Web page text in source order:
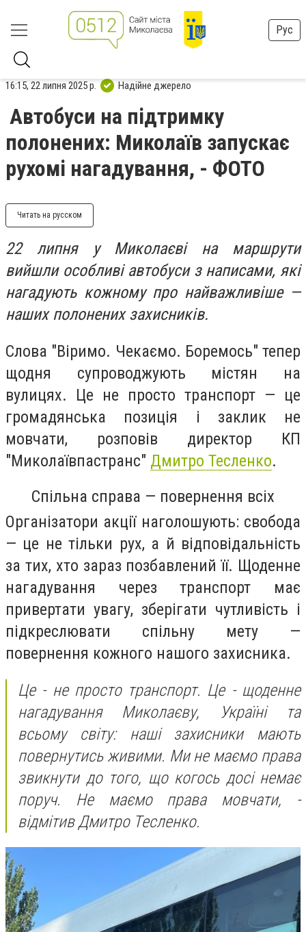
Рус
16:15, 22 липня 2025 р. Надійне джерело
Автобуси на підтримку
полонених: Миколаїв запускає
рухомі нагадування, - ФОТО
Читать на русском
22 липня у Миколаєві на маршрути
вийшли особливі автобуси з написами, які
нагадують кожному про найважливіше —
наших полонених захисників.
Слова "Віримо. Чекаємо. Боремось" тепер
щодня супроводжують містян на
вулицях. Це не просто транспорт — це
громадянська позиція і заклик не
мовчати, розповів директор КП
"Миколаївпастранс" Дмитро Тесленко.
Спільна справа — повернення всіх
Організатори акції наголошують: свобода
— це не тільки рух, а й відповідальність
за тих, хто зараз позбавлений її. Щоденне
нагадування через транспорт має
привертати увагу, зберігати чутливість і
підкреслювати спільну мету —
повернення кожного нашого захисника.
Це - не просто транспорт. Це - щоденне
нагадування Миколаєву, Україні та
всьому світу: наші захисники мають
повернутись живими. Ми не маємо права
звикнути до того, що когось досі немає
поруч. Не маємо права мовчати, -
відмітив Дмитро Тесленко.